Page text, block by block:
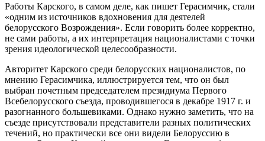
Работы Карского, в самом деле, как пишет Герасимчик, стали
«одним из источников вдохновения для деятелей
белорусского Возрождения». Если говорить более корректно,
не сами работы, а их интерпретация националистами с точки
зрения идеологической целесообразности.
Авторитет Карского среди белорусских националистов, по
мнению Герасимчика, иллюстрируется тем, что он был
выбран почетным председателем президиума Первого
Всебелорусского съезда, проводившегося в декабре 1917 г. и
разогнанного большевиками. Однако нужно заметить, что на
съезде присутствовали представители разных политических
течений, но практически все они видели Белоруссию в